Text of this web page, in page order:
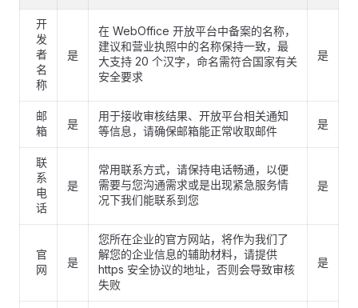
开
发
者
名
称
是
在 WebOffice 开放平台中备案的名称，
建议和营业执照中的名称保持一致，最
大支持 20 个汉字，命名需符合国家有关
安全要求
是
邮
箱
是
用于接收审核结果、开放平台相关通知
等信息，请确保邮箱能正常收取邮件
是
联
系
电
话
是
常用联系方式，请保持电话畅通，以便
需要与您沟通需求或是出现紧急服务情
况下我们能联系到您
是
官
网
是
您所在企业的官方网站，将作为我们了
解您的企业信息的辅助材料，请提供
https 安全协议的地址，否则会导致审核
失败
是